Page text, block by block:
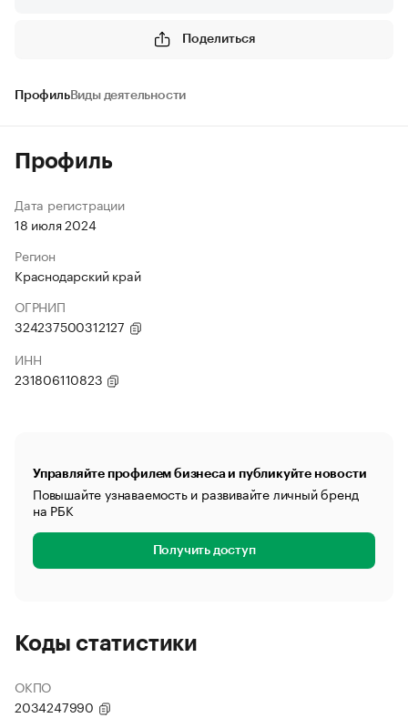
Поделиться
ПрофильВиды деятельности
Профиль
Дата регистрации
18 июля 2024
Регион
Краснодарский край
ОГРНИП
324237500312127
ИНН
231806110823
Управляйте профилем бизнеса и публикуйте новости
Повышайте узнаваемость и развивайте личный бренд
на РБК
Получить доступ
Коды статистики
ОКПО
2034247990